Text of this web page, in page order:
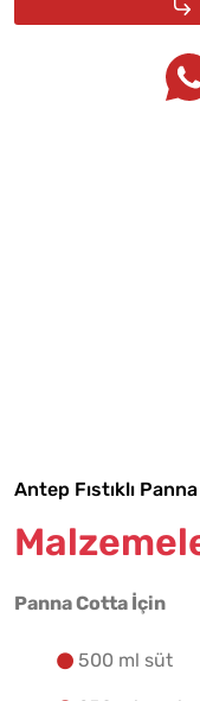
Antep Fıstıklı
Panna Cotta İçin
500 ml süt